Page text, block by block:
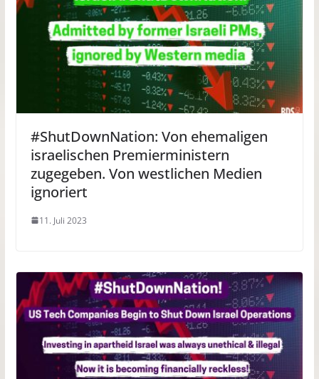
#ShutDownNation: Von ehemaligen
israelischen Premierministern
zugegeben. Von westlichen Medien
ignoriert
11. Juli 2023